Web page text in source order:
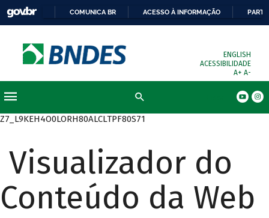
COMUNICA BR ACESSO À INFORMAÇÃO
ENGLISH
ACESSIBILIDADE
A+ A-
Z7_L9KEH4O0LORH80ALCLTPF80S71
Visualizador do
Conteúdo da Web